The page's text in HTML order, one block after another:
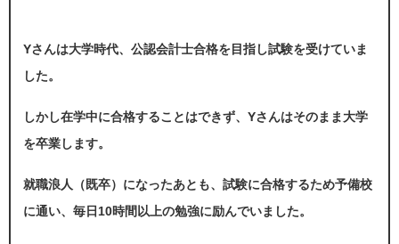
Yさんは大学時代、公認会計士合格を目指し試験を受けていま
した。
しかし在学中に合格することはできず、Yさんはそのまま大学
を卒業します。
就職浪人（既卒）になったあとも、試験に合格するため予備校
に通い、毎日10時間以上の勉強に励んでいました。